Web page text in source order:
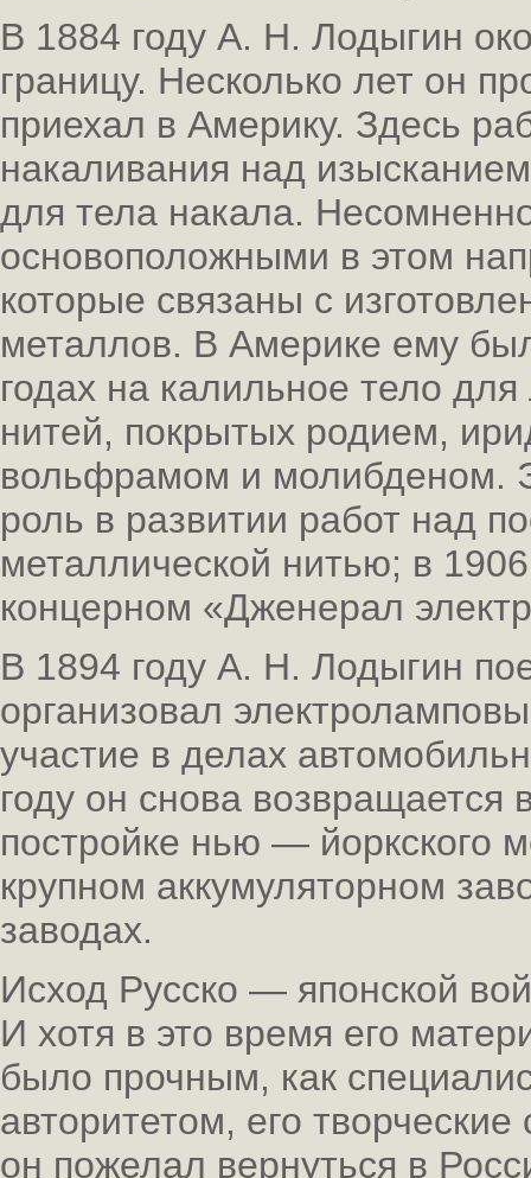
В 1884 году А. Н. Лодыгин
границу. Несколько лет он
приехал в Америку. Здесь
накаливания над
для тела накала.
основоположными в этом
которые связаны с
металлов. В Америке ему
годах на калильное тело
нитей, покрытых родием,
вольфрамом и молибденом.
роль в развитии работ над
металлической нитью; в
концерном «Дженерал
В 1894 году А. Н. Лодыгин
организовал
участие в делах
году он снова возвращается
постройке нью — йоркского
крупном аккумуляторном
заводах.
Исход Русско — японской
И хотя в это время его
было прочным, как
авторитетом, его
он пожелал вернуться в